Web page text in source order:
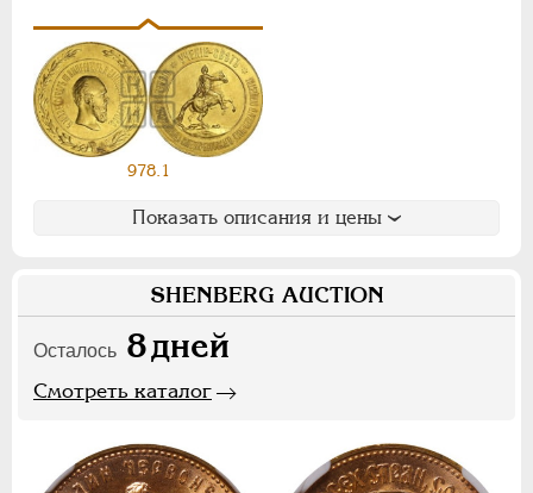
978.1
Показать описания и цены
SHENBERG AUCTION
Осталось 8дней
Смотреть каталог
Цифры
1 2 7
НИКОЛАЙ II 1894-1917